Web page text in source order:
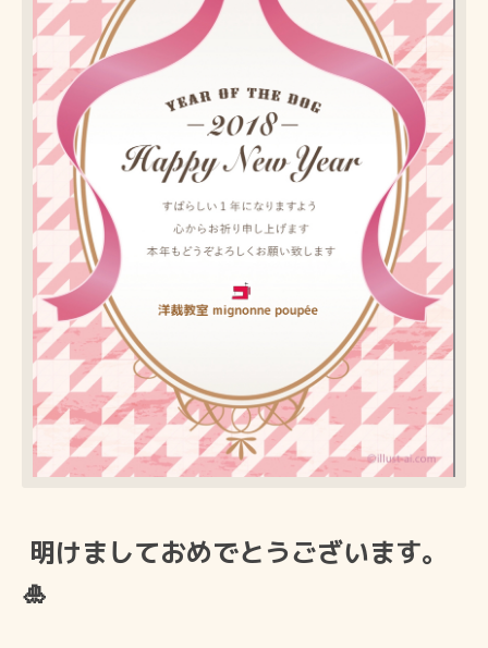
明けましておめでとうございます。
🎍